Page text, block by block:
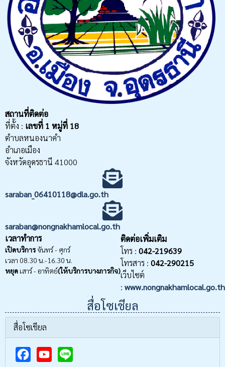
สถานที่ติดต่อ
ที่ตั้ง : เลขที่ 1 หมู่ที่ 18
ตำบลหนองนาคำ
อำเภอเมือง
จังหวัดอุดรธานี 41000
saraban_06410118@dla.go.th
saraban@nongnakhamlocal.go.th
เวลาทำการ
เปิดบริการจันทร์ - ศุกร์
เวลา 08.30 น.-16.30 น.
หยุด เสาร์ - อาทิตย์(ให้บริการบางภารกิจ)
ติดต่อเพิ่มเติม
โทร : 042-219639
โทรสาร : 042-290215
เว็บไซต์
: www.nongnakhamlocal.go.th
สื่อโซเชียล
สื่อโซเชียล